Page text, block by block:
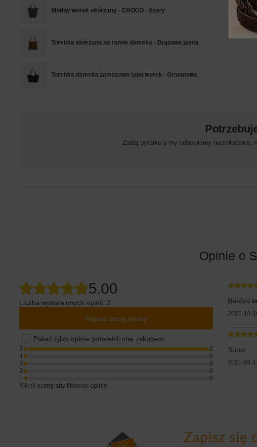
Modny worek skórzany - CROCO - Szary
Torebka skórzana na ramię damska - Brązowa jasna
Torebka damska zamszowa typu worek - Granatowa
Zadaj pytanie a my odpowiemy
Opinie o
5.00
Liczba wystawionych opinii: 2
Napisz swoją opinię
Pokaż tylko opinie potwierdzone zakupem
5
2
4
0
3
0
2
0
1
0
Kliknij ocenę aby filtrować opinie
Bardzo
2021-10-
Super
2021-09-